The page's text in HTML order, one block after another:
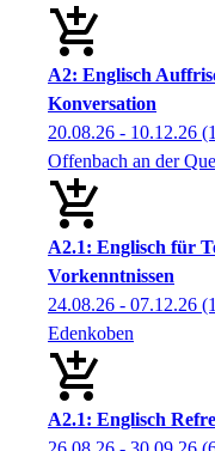
A2: Englisch
Konversation
20.08.26 - 10.12.26
Offenbach an der
A2.1: Englisch für
Vorkenntnissen
24.08.26 - 07.12.26
Edenkoben
A2.1: Englisch